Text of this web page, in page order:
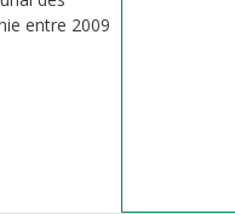
entre 2009